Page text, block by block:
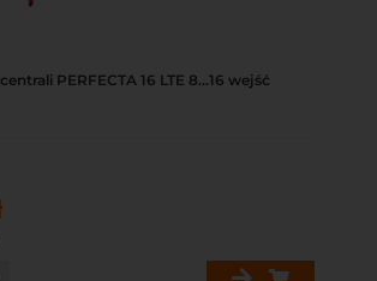
PERFECTA 16 LTE 8...16 wejść